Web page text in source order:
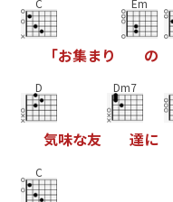
C
「お集まり
Em
の
D
気味な友
Dm7
達に
C